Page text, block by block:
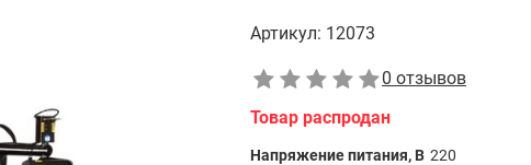
Артикул: 12073
0 отзывов
Товар распродан
Напряжение питания, В 220